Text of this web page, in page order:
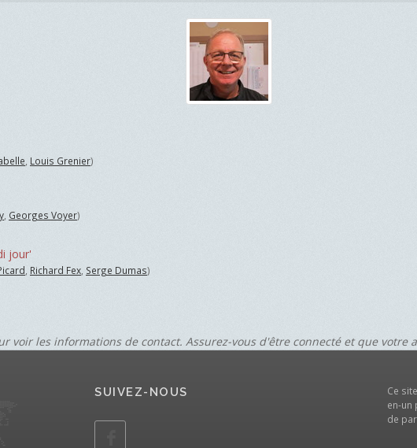
Louis Grenier)
, Georges Voyer)
jour'
Richard Fex Serge Dumas)
voir les informations de contact. Assurez-vous d'être connecté et que votre
SUIVEZ-NOUS Ce
en-un
de